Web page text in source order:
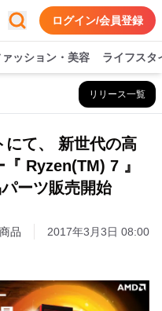
ログイン/会員登録
ァッション・美容 ライフスタ
リリース一覧
て、 新世代の高
Ryzen(TM) 7 』
ーツ販売開始
商品 2017年3月3日 08:00